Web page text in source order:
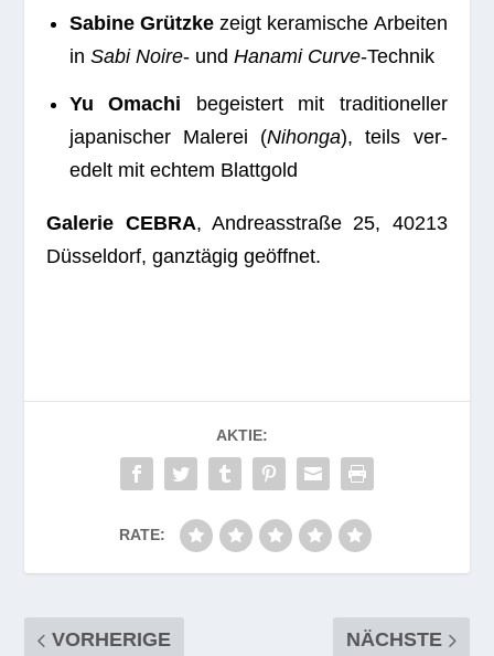
Sabine Grützke zeigt kera­mi­sche Arbei­ten
in Sabi Noire- und Hanami Curve-Tech­nik
Yu Oma­chi begeis­tert mit tra­di­tio­nel­ler
japa­ni­scher Male­rei (Nihonga), teils ver­
edelt mit ech­tem Blattgold
Gale­rie CEBRA, Andre­as­straße 25, 40213
Düs­sel­dorf, ganz­tä­gig geöffnet.
AKTIE:
RATE:
VORHERIGE NÄCHSTE